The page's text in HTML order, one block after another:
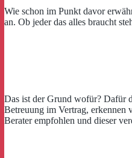
Wie schon im Punkt davor
an. Ob jeder das alles braucht
Das ist der Grund wofür? Dafür
Betreuung im Vertrag, erkennen
Berater empfohlen und dieser